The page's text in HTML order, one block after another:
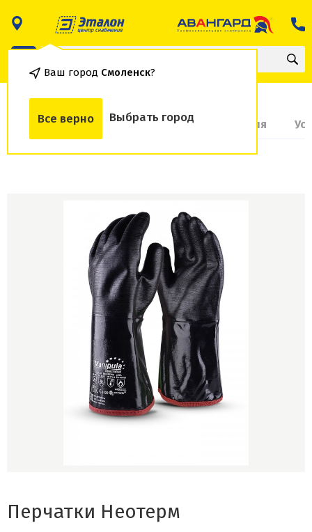
Ваш город Смоленск?
Все верно Выбрать город
О товаре Доставка и оплата Гарантия
Перчатки Неотерм